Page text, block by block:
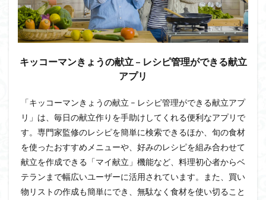
キッコーマンきょうの献立 – レシピ管理ができる献立
アプリ
「キッコーマンきょうの献立 – レシピ管理ができる献立アプ
リ」は、毎日の献立作りを手助けしてくれる便利なアプリで
す。専門家監修のレシピを簡単に検索できるほか、旬の食材
を使ったおすすめメニューや、好みのレシピを組み合わせて
献立を作成できる「マイ献立」機能など、料理初心者からベ
テランまで幅広いユーザーに活用されています。また、買い
物リストの作成も簡単にでき、無駄なく食材を使い切ること